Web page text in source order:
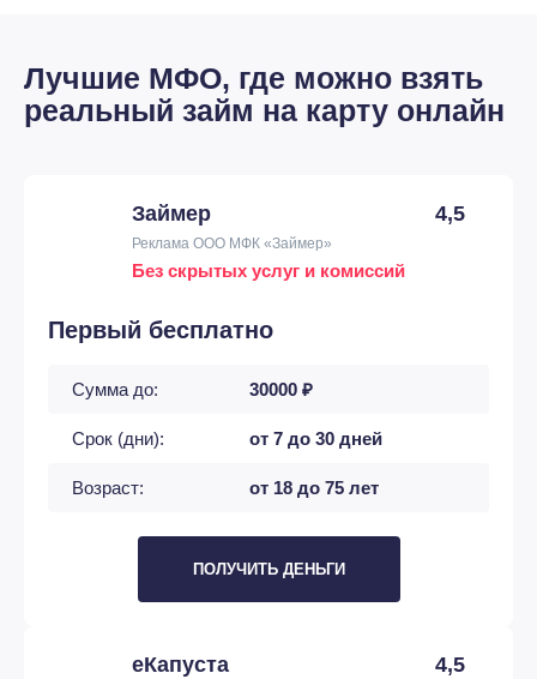
Лучшие МФО, где можно взять
реальный займ на карту онлайн
Займер 4,5
Реклама ООО МФК «Займер»
Без скрытых услуг и комиссий
Первый бесплатно
Сумма до: 30000 ₽
Срок (дни): от 7 до 30 дней
Возраст: от 18 до 75 лет
ПОЛУЧИТЬ ДЕНЬГИ
еКапуста 4,5